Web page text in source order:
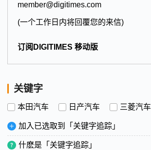
member@digitimes.com
(一个工作日内将回覆您的来信)
订阅DIGITIMES 移动版
关键字
本田汽车 日产汽车 三菱汽车
加入已选取到「关键字追踪」
什麽是「关键字追踪」